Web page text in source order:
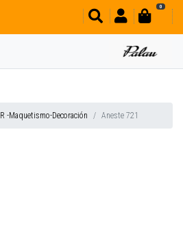
0
R -Maquetismo-Decoración Aneste 721